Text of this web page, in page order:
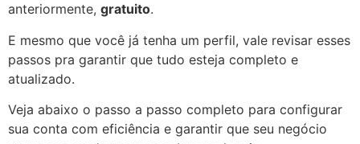
anteriormente, gratuito.
E mesmo que você já tenha um perfil, vale revisar esses
passos pra garantir que tudo esteja completo e
atualizado.
Veja abaixo o passo a passo completo para configurar
sua conta com eficiência e garantir que seu negócio